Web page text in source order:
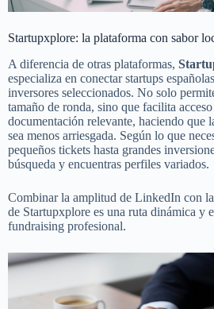
Startupxplore: la plataforma con sabor
A diferencia de otras plataformas,
especializa en conectar startups
inversores seleccionados. No solo
tamaño de ronda, sino que facilita
documentación relevante, haciendo que
sea menos arriesgada. Según lo que
pequeños tickets hasta grandes
búsqueda y encuentras perfiles variados.
Combinar la amplitud de LinkedIn con
de Startupxplore es una ruta dinámica y
fundraising profesional.